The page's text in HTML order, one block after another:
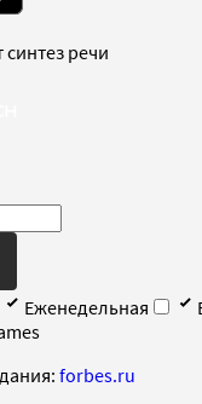
синтез речи
Еженедельная
forbes.ru